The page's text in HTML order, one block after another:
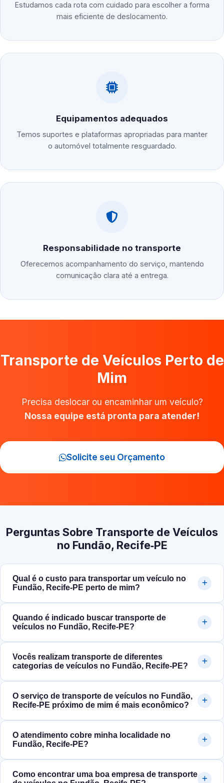
Estudamos cada rota com cuidado para escolher a forma
mais eficiente de deslocamento.
Equipamentos adequados
Temos suportes e plataformas apropriadas para manter
o automóvel totalmente resguardado.
Responsabilidade no transporte
Oferecemos acompanhamento do serviço, mantendo
comunicação clara até a entrega.
Transporte de Veículos Perto de
Mim
Precisa deslocar ou encaminhar um veículo?
Nossa equipe está pronta para atender!
Solicite seu Orçamento
Perguntas Sobre Transporte de Veículos
no Fundão, Recife‑PE
Qual é o custo para transportar um veículo no
Fundão, Recife‑PE perto de mim?
Quando é indicado buscar transporte de
veículos no Fundão, Recife‑PE?
Vocês realizam transporte de diferentes
categorias de veículos no Fundão, Recife‑PE?
O serviço de transporte de veículos no Fundão,
Recife‑PE próximo de mim é mais econômico?
O atendimento cobre minha localidade no
Fundão, Recife‑PE?
Como encontrar uma boa empresa de transporte